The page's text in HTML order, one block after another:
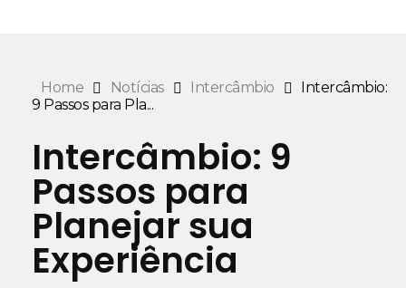
Home Notícias Intercâmbio
Intercâmbio:
9 Passos para Pla...
Intercâmbio: 9
Passos para
Planejar sua
Experiência